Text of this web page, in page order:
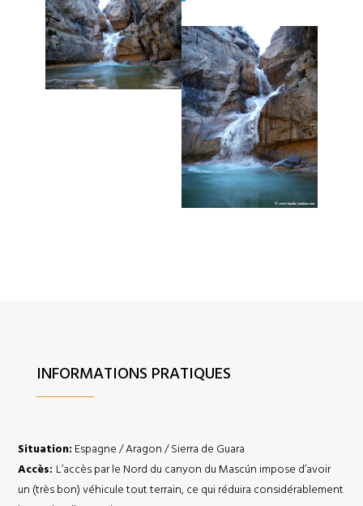
INFORMATIONS PRATIQUES
Situation: Espagne / Aragon / Sierra de Guara
Accès: L’accès par le Nord du canyon du Mascún impose d’avoir
un (très bon) véhicule tout terrain, ce qui réduira considérablement